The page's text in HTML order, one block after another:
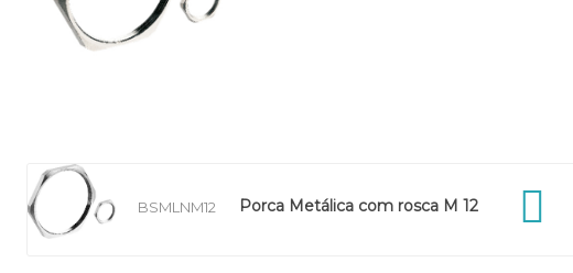
BSMLNM12 Porca Metálica com rosca M 12